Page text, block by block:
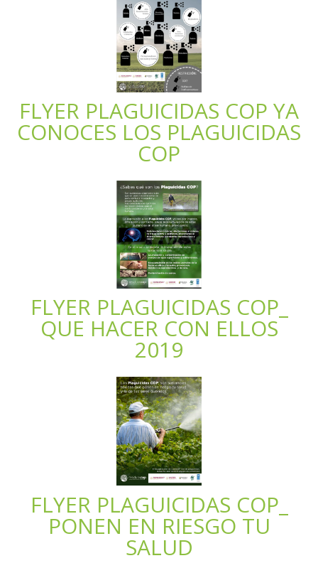
FLYER PLAGUICIDAS COP YA
CONOCES LOS PLAGUICIDAS
COP
FLYER PLAGUICIDAS COP_
QUE HACER CON ELLOS
2019
FLYER PLAGUICIDAS COP_
PONEN EN RIESGO TU
SALUD